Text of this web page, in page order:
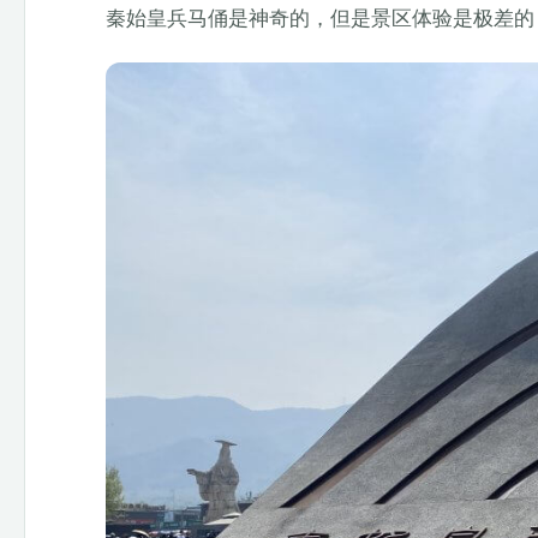
秦始皇兵马俑是神奇的，但是景区体验是极差